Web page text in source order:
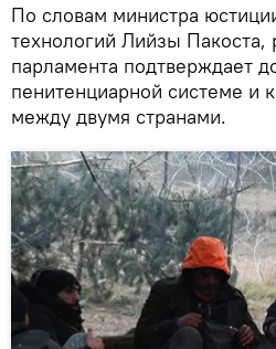
По словам министра
технологий Лийзы
парламента подтверждает
пенитенциарной системе и
между двумя странами.